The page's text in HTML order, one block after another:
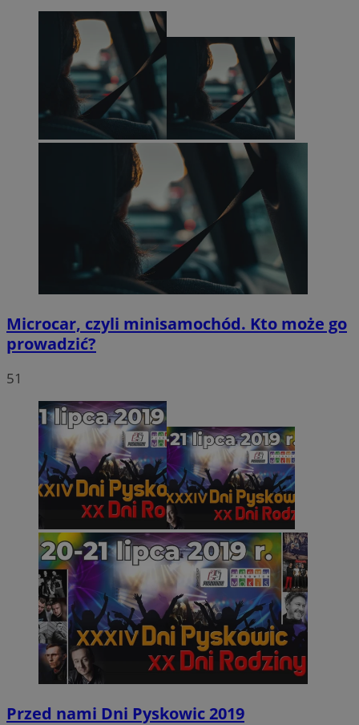
Microcar, czyli minisamochód. Kto może go
prowadzić?
51
Przed nami Dni Pyskowic 2019